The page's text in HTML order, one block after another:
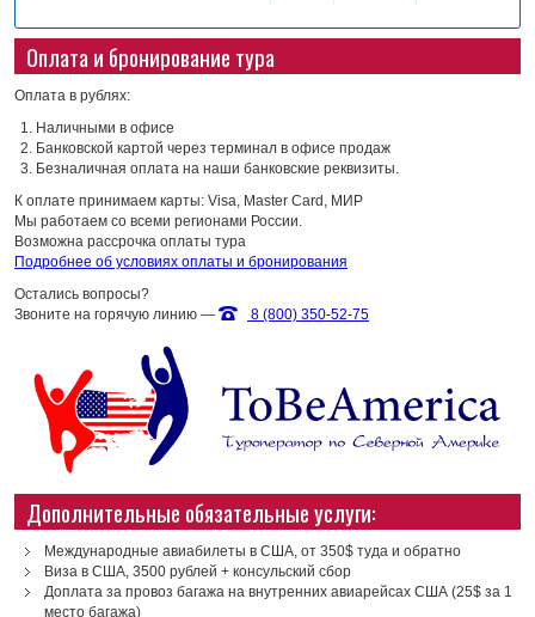
Оплата и бронирование тура
Оплата в рублях:
Наличными в офисе
Банковской картой через терминал в офисе продаж
Безналичная оплата на наши банковские реквизиты.
К оплате принимаем карты: Visa, Master Card, МИР
Мы работаем со всеми регионами России.
Возможна рассрочка оплаты тура
Подробнее об условиях оплаты и бронирования
Остались вопросы?
Звоните на горячую линию —
8 (800) 350-52-75
Дополнительные обязательные услуги:
Международные авиабилеты в США, от 350$ туда и обратно
Виза в США, 3500 рублей + консульский сбор
Доплата за провоз багажа на внутренних авиарейсах США (25$ за 1
место багажа)